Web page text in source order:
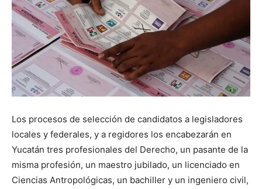
Los procesos de selección de candidatos a legisladores
locales y federales, y a regidores los encabezarán en
Yucatán tres profesionales del Derecho, un pasante de la
misma profesión, un maestro jubilado, un licenciado en
Ciencias Antropológicas, un bachiller y un ingeniero civil,